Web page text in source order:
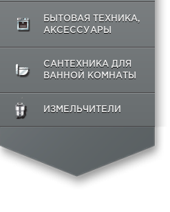
БЫТОВАЯ ТЕХНИКА,
АКСЕССУАРЫ
САНТЕХНИКА ДЛЯ
ВАННОЙ КОМНАТЫ
ИЗМЕЛЬЧИТЕЛИ